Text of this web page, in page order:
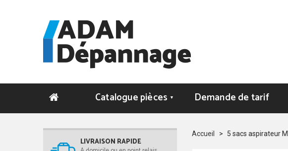
Catalogue pièces ▼ Demande de tarif
Accueil > 5 sacs aspirateur
LIVRAISON RAPIDE